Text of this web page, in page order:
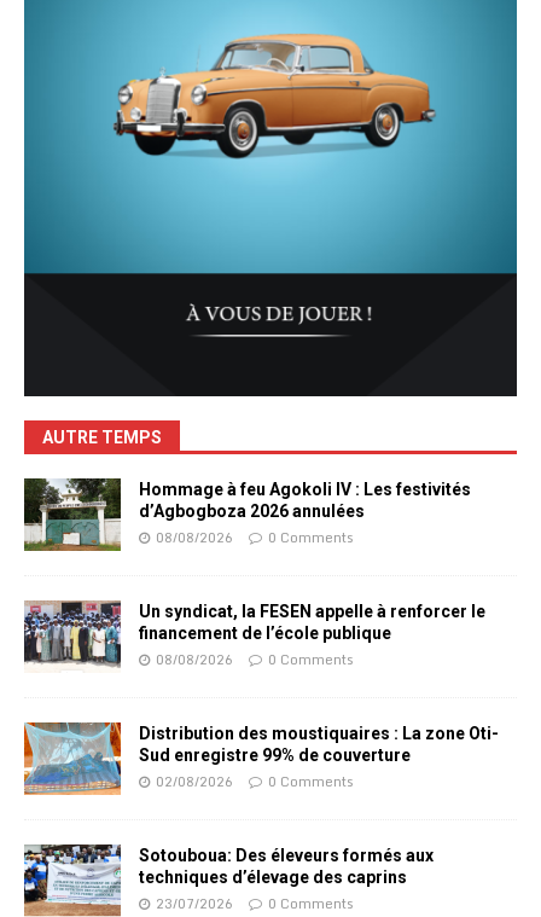
AUTRE TEMPS
Hommage à feu Agokoli IV : Les festivités
d’Agbogboza 2026 annulées
08/08/2026 0 Comments
Un syndicat, la FESEN appelle à renforcer le
financement de l’école publique
08/08/2026 0 Comments
Distribution des moustiquaires : La zone Oti-
Sud enregistre 99% de couverture
02/08/2026 0 Comments
Sotouboua: Des éleveurs formés aux
techniques d’élevage des caprins
23/07/2026 0 Comments